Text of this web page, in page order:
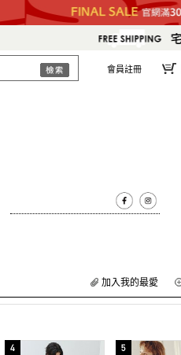
會員註冊
加入我的最愛